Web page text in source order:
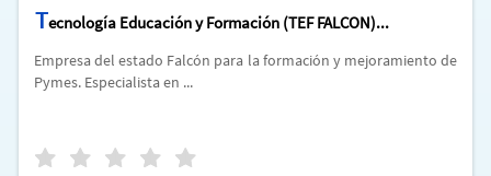
Tecnología Educación y Formación (TEF FALCON)...
Empresa del estado Falcón para la formación y mejoramiento de
Pymes. Especialista en ...